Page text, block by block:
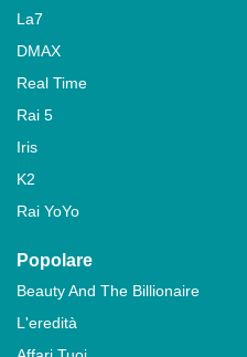
La7
DMAX
Real Time
Rai 5
Iris
K2
Rai YoYo
Popolare
Beauty And The Billionaire
L'eredità